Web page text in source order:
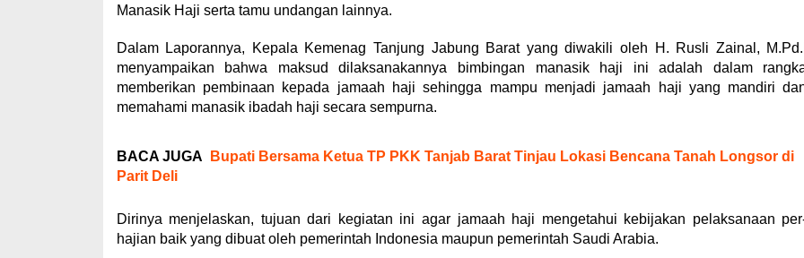
Manasik Haji serta tamu undangan lainnya.
Dalam Laporannya, Kepala Kemenag Tanjung Jabung Barat yang diwakili oleh H. Rusli Zainal, M.Pd.I
menyampaikan bahwa maksud dilaksanakannya bimbingan manasik haji ini adalah dalam
memberikan pembinaan kepada jamaah haji sehingga mampu menjadi jamaah haji yang mandiri
memahami manasik ibadah haji secara sempurna.
BACA JUGA
Bupati Bersama Ketua TP PKK Tanjab Barat Tinjau Lokasi Bencana Tanah Longsor di
Parit Deli
Dirinya menjelaskan, tujuan dari kegiatan ini agar jamaah haji mengetahui kebijakan pelaksanaan
hajian baik yang dibuat oleh pemerintah Indonesia maupun pemerintah Saudi Arabia.